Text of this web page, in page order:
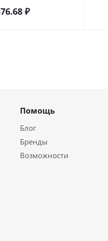
₽
Помощь
Блог
Бренды
Возможности